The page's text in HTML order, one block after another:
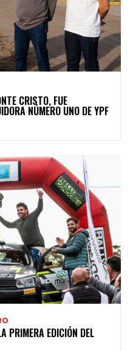
CRISTO, FUE
NÚMERO UNO DE YPF
PRIMERA EDICIÓN DEL